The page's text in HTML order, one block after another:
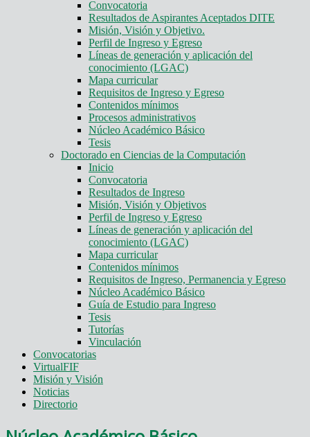
Convocatoria
Resultados de Aspirantes Aceptados DITE
Misión, Visión y Objetivo.
Perfil de Ingreso y Egreso
Líneas de generación y aplicación del
conocimiento (LGAC)
Mapa curricular
Requisitos de Ingreso y Egreso
Contenidos mínimos
Procesos administrativos
Núcleo Académico Básico
Tesis
Doctorado en Ciencias de la Computación
Inicio
Convocatoria
Resultados de Ingreso
Misión, Visión y Objetivos
Perfil de Ingreso y Egreso
Líneas de generación y aplicación del
conocimiento (LGAC)
Mapa curricular
Contenidos mínimos
Requisitos de Ingreso, Permanencia y Egreso
Núcleo Académico Básico
Guía de Estudio para Ingreso
Tesis
Tutorías
Vinculación
Convocatorias
VirtualFIF
Misión y Visión
Noticias
Directorio